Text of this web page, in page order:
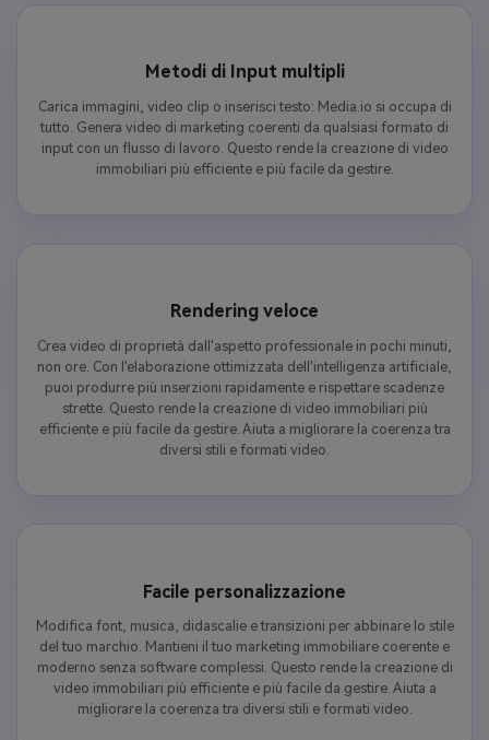
Metodi di Input multipli
Carica immagini, video clip o inserisci testo: Media.io si occupa di
tutto. Genera video di marketing coerenti da qualsiasi formato di
input con un flusso di lavoro. Questo rende la creazione di video
immobiliari più efficiente e più facile da gestire.
Rendering veloce
Crea video di proprietà dall'aspetto professionale in pochi minuti,
non ore. Con l'elaborazione ottimizzata dell'intelligenza artificiale,
puoi produrre più inserzioni rapidamente e rispettare scadenze
strette. Questo rende la creazione di video immobiliari più
efficiente e più facile da gestire. Aiuta a migliorare la coerenza tra
diversi stili e formati video.
Facile personalizzazione
Modifica font, musica, didascalie e transizioni per abbinare lo stile
del tuo marchio. Mantieni il tuo marketing immobiliare coerente e
moderno senza software complessi. Questo rende la creazione di
video immobiliari più efficiente e più facile da gestire. Aiuta a
migliorare la coerenza tra diversi stili e formati video.